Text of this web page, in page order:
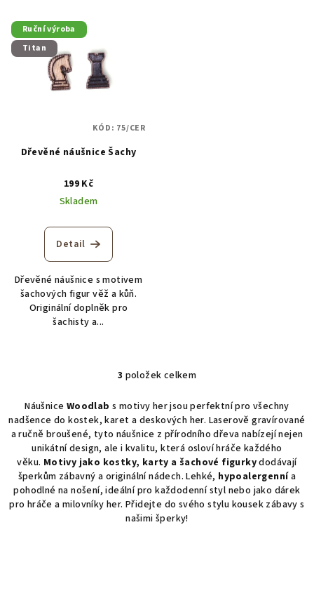
Ruční výroba
Titan
Dřevěné náušnice Šachy
199 Kč
Skladem
Detail
Dřevěné náušnice s motivem
šachových figur věž a kůň.
Originální doplněk pro
šachisty a...
KÓD: 75/CER
O
l
á
d
a
c
í
p
r
3 položek celkem
Náušnice Woodlab s motivy her jsou perfektní pro všechny
nadšence do kostek, karet a deskových her. Laserově gravírované
a ručně broušené, tyto náušnice z přírodního dřeva nabízejí nejen
unikátní design, ale i kvalitu, která osloví hráče každého
věku. Motivy jako kostky, karty a šachové figurkydodávají
šperkům zábavný a originální nádech. Lehké, hypoalergennía
pohodlné na nošení, ideální pro každodenní styl nebo jako dárek
pro hráče a milovníky her. Přidejte do svého stylu kousek zábavy s
našimi šperky!